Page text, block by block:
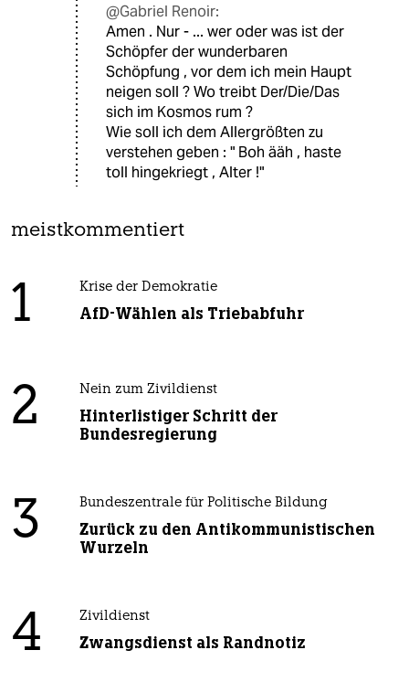
@Gabriel Renoir:
Amen . Nur - ... wer oder was ist der
Schöpfer der wunderbaren
Schöpfung , vor dem ich mein Haupt
neigen soll ? Wo treibt Der/Die/Das
sich im Kosmos rum ?
Wie soll ich dem Allergrößten zu
verstehen geben : " Boh ääh , haste
toll hingekriegt , Alter !"
meistkommentiert
1 Krise der Demokratie
AfD-Wählen als Triebabfuhr
2 Nein zum Zivildienst
Hinterlistiger Schritt der
Bundesregierung
3 Bundeszentrale für Politische Bildung
Zurück zu den Antikommunistischen
Wurzeln
4 Zivildienst
Zwangsdienst als Randnotiz